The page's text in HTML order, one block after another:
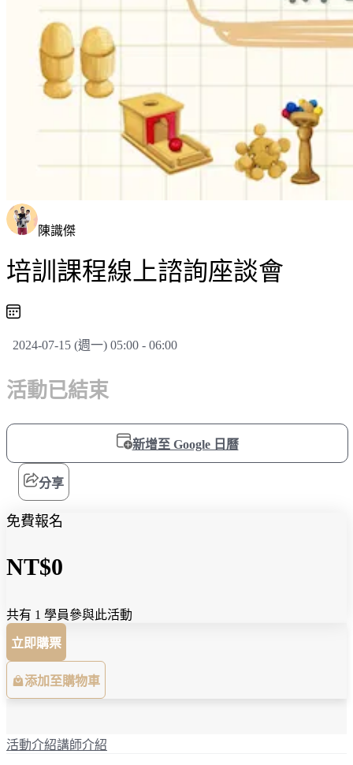
陳識傑
培訓課程線上諮詢座談會
2024-07-15 (週一) 05:00 - 06:00
活動已結束
新增至 Google 日曆
分享
免費報名
NT$0
共有 1 學員參與此活動
立即購票
添加至購物車
活動介紹講師介紹